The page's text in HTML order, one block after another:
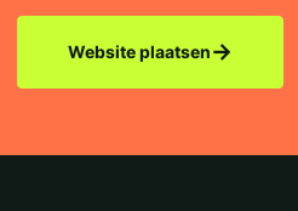
Website plaatsen→